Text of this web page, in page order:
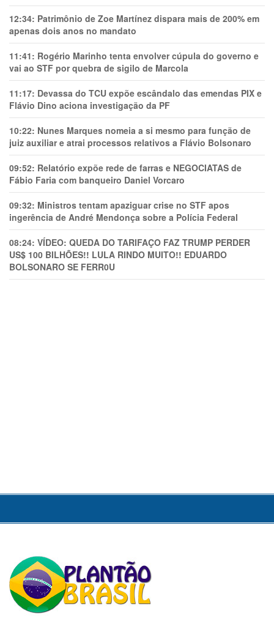
12:34: Patrimônio de Zoe Martínez dispara mais de 200% em
apenas dois anos no mandato
11:41: Rogério Marinho tenta envolver cúpula do governo e
vai ao STF por quebra de sigilo de Marcola
11:17: Devassa do TCU expõe escândalo das emendas PIX e
Flávio Dino aciona investigação da PF
10:22: Nunes Marques nomeia a si mesmo para função de
juiz auxiliar e atrai processos relativos a Flávio Bolsonaro
09:52: Relatório expõe rede de farras e NEGOCIATAS de
Fábio Faria com banqueiro Daniel Vorcaro
09:32: Ministros tentam apaziguar crise no STF apos
ingerência de André Mendonça sobre a Polícia Federal
08:24: VÍDEO: QUEDA DO TARIFAÇO FAZ TRUMP PERDER
US$ 100 BILHÕES!! LULA RINDO MUITO!! EDUARDO
BOLSONARO SE FERR0U